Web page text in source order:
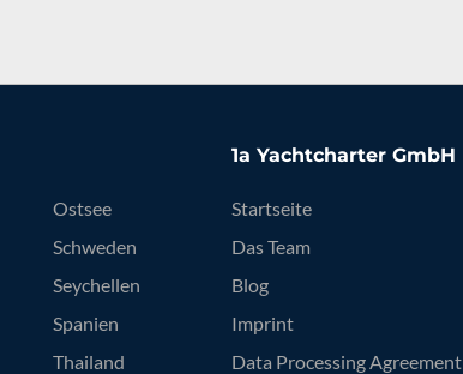
Ostsee
Schweden
Seychellen
Spanien
Thailand
1a Yachtcharter GmbH
Startseite
Das Team
Blog
Imprint
Data Processing Agreement